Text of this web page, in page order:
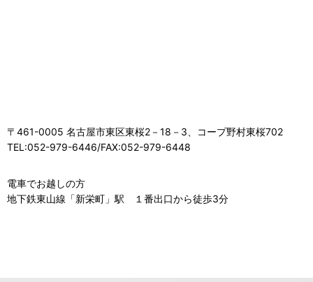
〒461-0005 名古屋市東区東桜2－18－3、コープ野村東桜702
TEL:052-979-6446/FAX:052-979-6448
電車でお越しの方
地下鉄東山線「新栄町」駅 １番出口から徒歩3分